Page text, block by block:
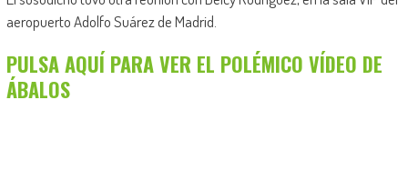
aeropuerto Adolfo Suárez de Madrid.
PULSA AQUÍ PARA VER EL POLÉMICO VÍDEO DE
ÁBALOS